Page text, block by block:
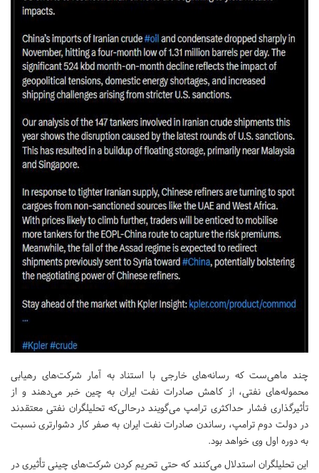
چند ماهی‌ست که رسانه‌های خارجی با استناد به آمار شرکت‌های رهیابی
محموله‌های نفتی، از کاهش صادرات نفت ایران به چین خبر می‌دهند و از
تأثیرگذاری فشار حداکثری ترامپ می‌گویند درحالی‌که تحلیلگران نفتی معتقدند
در دولت دوم ترامپ، رساندن صادرات نفت ایران به صفر کار دشوارتری نسبت
به دوره اول وی خواهد بود.
این تحلیلگران استدلال می‌کنند که حتی تحریم کردن شرکت‌های چینی تأثیری در